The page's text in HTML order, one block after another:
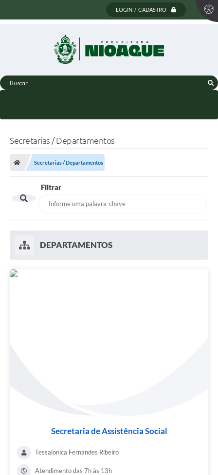
LOGIN / CADASTRO
Buscar...
Secretarias / Departamentos
Secretarias / Departamentos
Filtrar
DEPARTAMENTOS
Secretaria de Assistência Social
Tessalonica Fernandes Ribeiro
Atendimento das 7h às 13h